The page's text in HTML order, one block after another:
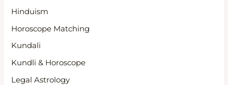
Hinduism
Horoscope Matching
Kundali
Kundli & Horoscope
Legal Astrology